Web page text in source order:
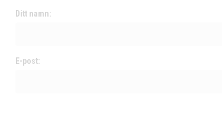
Ditt namn:
E-post: